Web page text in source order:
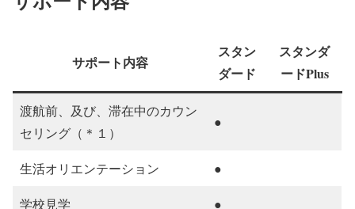
サポート内容
スタン
ダード
スタンダ
ードPlus
渡航前、及び、滞在中のカウン
セリング（＊１）
●
生活オリエンテーション ●
学校見学 ●